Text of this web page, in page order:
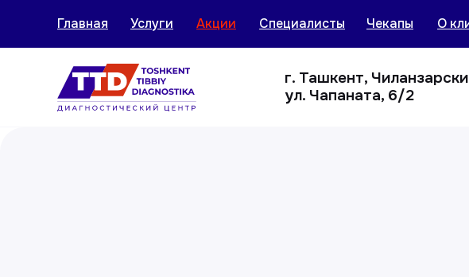
Главная Услуги Акции Специалисты Чекапы О
г. Ташкент,
ул. Чапаната, 6/2